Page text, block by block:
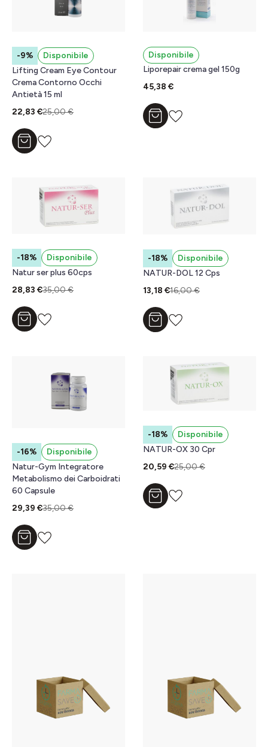
-9%
Disponibile
Lifting Cream Eye Contour
Crema Contorno Occhi
Antietà 15 ml
22,83 €25,00 €
Aggiungi al carrello
Disponibile
Liporepair crema gel 150g
45,38 €
Aggiungi al carrello
-18%
Disponibile
Natur ser plus 60cps
28,83 €35,00 €
Aggiungi al carrello
-18%
Disponibile
NATUR-DOL 12 Cps
13,18 €16,00 €
Aggiungi al carrello
-16%
Disponibile
Natur-Gym Integratore
Metabolismo dei Carboidrati
60 Capsule
29,39 €35,00 €
Aggiungi al carrello
-18%
Disponibile
NATUR-OX 30 Cpr
20,59 €25,00 €
Aggiungi al carrello